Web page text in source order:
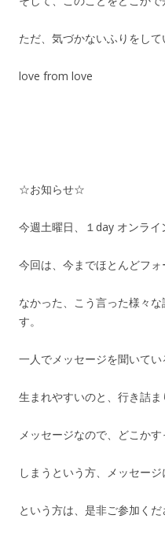
ただ、気づかないふりをして
love from love
☆お知らせ☆
今週土曜日、１day オンライ
今回は、今までほとんどフ
なかった、こう言った様々
す。
一人でメッセージを聞いて
生まれやすいのと、行き詰
メッセージなので、どこか
しまうという方、メッセー
という方は、是非ご参加くだ